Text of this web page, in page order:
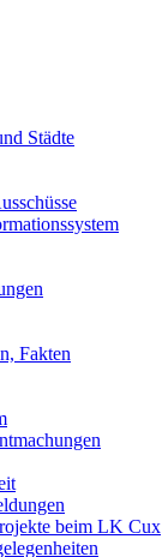
Städte
Fakten
beim LK Cux